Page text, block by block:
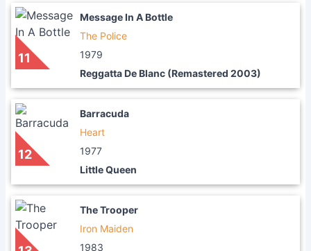
11
Message In A Bottle
The Police
1979
Reggatta De Blanc (Remastered 2003)
12
Barracuda
Heart
1977
Little Queen
The Trooper
Iron Maiden
1983